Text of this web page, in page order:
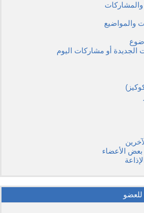
والمشاركات
والمواضيع
الجديدة أو مشاركات اليوم
الأعضاء